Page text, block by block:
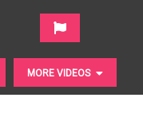
MORE VIDEOS